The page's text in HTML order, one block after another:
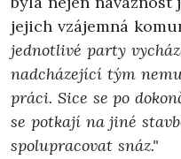
jejich vzájemná
jednotlivé party
nadcházející tým
práci. Sice se po
se potkají na jiné
spolupracovat snáz."